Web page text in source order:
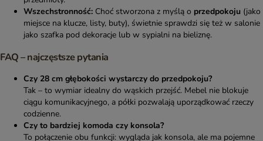
Wszechstronność: Choć stworzona z myślą o przedpokoju (jako
miejsce na klucze, listy, buty), świetnie sprawdzi się też w salonie
jako szafka pod dekoracje lub w sypialni na bieliznę.
FAQ – najczęstsze pytania
Czy 28 cm głębokości wystarczy do przedpokoju?
Tak – to wymiar idealny do wąskich przejść. Mebel nie blokuje
ciągu komunikacyjnego, a półki pozwalają uporządkować rzeczy
codzienne.
Czy to bardziej komoda czy konsola?
To połączenie obu funkcji: wygląda jak konsola, ale ma pojemne